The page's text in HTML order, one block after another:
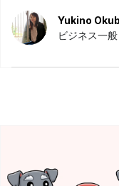
Yukino
ビジネス一般